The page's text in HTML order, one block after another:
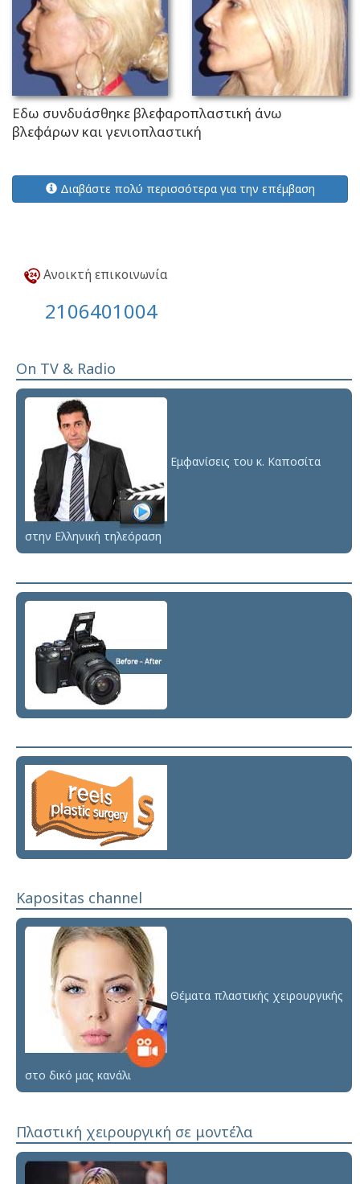
Εδω συνδυάσθηκε βλεφαροπλαστική άνω
βλεφάρων και γενιοπλαστική
Διαβάστε πολύ περισσότερα για την επέμβαση
Ανοικτή επικοινωνία
2106401004
On TV & Radio
Εμφανίσεις του κ. Καποσίτα
στην Ελληνική τηλεόραση
Kapositas channel
Θέματα πλαστικής χειρουργικής
στο δικό μας κανάλι
Πλαστική χειρουργική σε μοντέλα